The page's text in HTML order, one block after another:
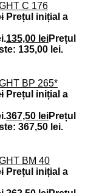
C 176
Prețul inițial a
135,00 leiPrețul
135,00 lei.
BP 265*
Prețul inițial a
367,50 leiPrețul
367,50 lei.
BM 40
Prețul inițial a